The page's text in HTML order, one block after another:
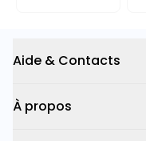
Aide & Contacts
À propos